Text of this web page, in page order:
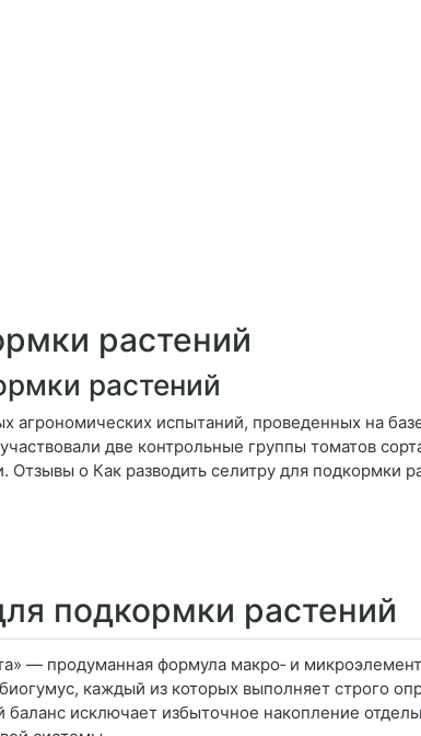
растений
растений
агрономических испытаний, проведенных на
две контрольные группы томатов
о Как разводить селитру для подкормки
подкормки растений
— продуманная формула макро‑ и
каждый из которых выполняет строго
исключает избыточное накопление